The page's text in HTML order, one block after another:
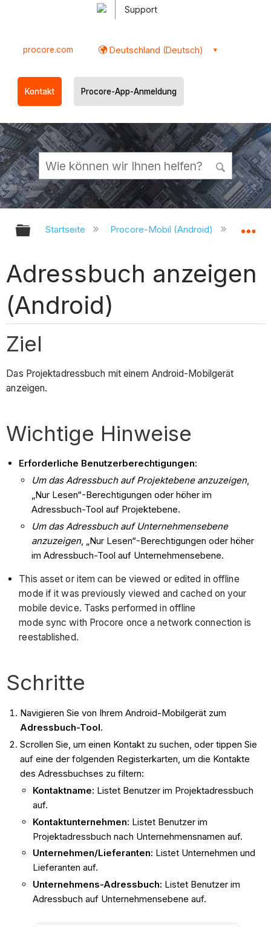
Support
procore.com Deutschland (Deutsch)
Kontakt Procore-App-Anmeldung
Globale Hierarchie auf- und
Startseite Procore-Mobil (Android)
Adressbuch anzeigen
(Android)
Ziel
Das Projektadressbuch mit einem Android-Mobilgerät
anzeigen.
Wichtige Hinweise
Erforderliche Benutzerberechtigungen:
Um das Adressbuch auf Projektebene anzuzeigen,
„Nur Lesen“-Berechtigungen oder höher im
Adressbuch-Tool auf Projektebene.
Um das Adressbuch auf Unternehmensebene
anzuzeigen, „Nur Lesen“-Berechtigungen oder höher
im Adressbuch-Tool auf Unternehmensebene.
This asset or item can be viewed or edited in offline
mode if it was previously viewed and cached on your
mobile device. Tasks performed in offline
mode sync with Procore once a network connection is
reestablished.
Schritte
Navigieren Sie von Ihrem Android-Mobilgerät zum
Adressbuch-Tool.
Scrollen Sie, um einen Kontakt zu suchen, oder tippen Sie
auf eine der folgenden Registerkarten, um die Kontakte
des Adressbuchses zu filtern:
Kontaktname: Listet Benutzer im Projektadressbuch
auf.
Kontaktunternehmen: Listet Benutzer im
Projektadressbuch nach Unternehmensnamen auf.
Unternehmen/Lieferanten: Listet Unternehmen und
Lieferanten auf.
Unternehmens-Adressbuch: Listet Benutzer im
Adressbuch auf Unternehmensebene auf.